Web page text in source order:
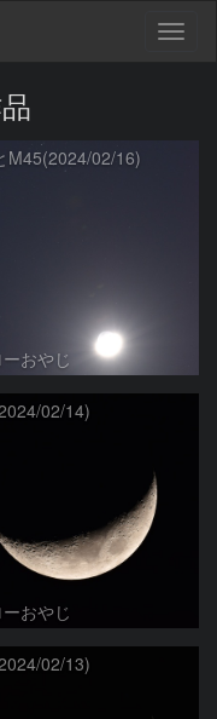
M45(2024/02/16)
おやじ
02/14)
おやじ
02/13)